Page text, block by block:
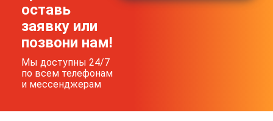
оставь
заявку или
позвони нам!
Мы доступны 24/7
по всем телефонам
и мессенджерам